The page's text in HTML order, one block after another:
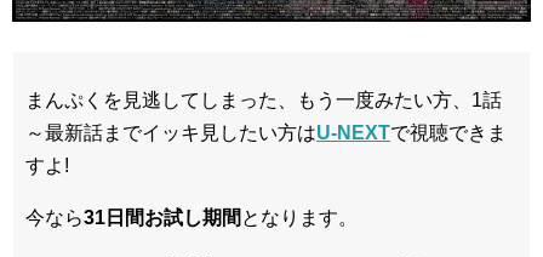
まんぷくを見逃してしまった、もう一度みたい方、1話
～最新話までイッキ見したい方はU-NEXTで視聴できま
すよ!
今なら31日間お試し期間 となります。